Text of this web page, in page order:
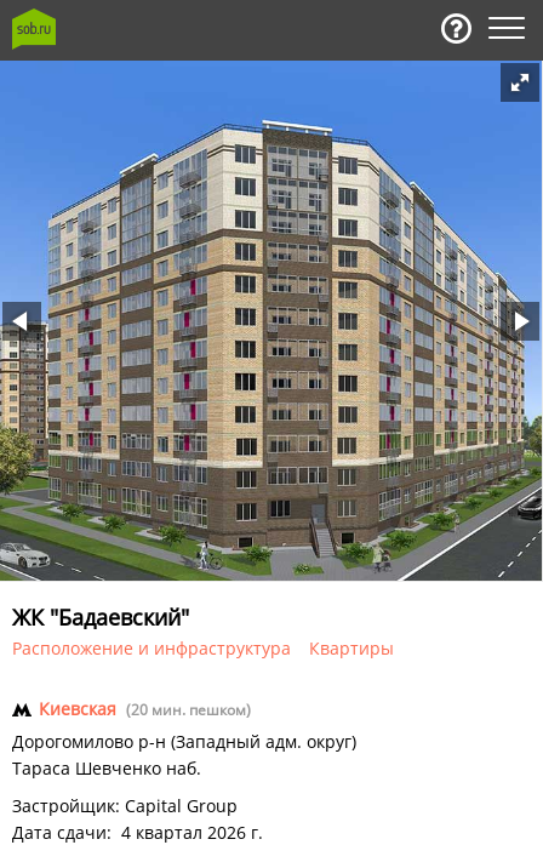
ЖК "Бадаевский"
Расположение и инфраструктура Квартиры
Киевская (20 мин. пешком)
Дорогомилово р-н (Западный адм. округ)
Тараса Шевченко наб.
Застройщик: Capital Group
Дата сдачи: 4 квартал 2026 г.